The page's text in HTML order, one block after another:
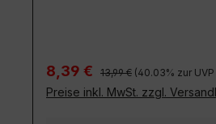
Verkaufspreis:
8,39 € Regulärer Preis:
13,99 € (40.03% zur
Preise inkl. MwSt. zzgl.